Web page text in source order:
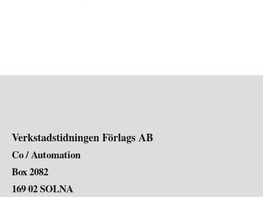
Verkstadstidningen Förlags AB
Co / Automation
Box 2082
169 02 SOLNA